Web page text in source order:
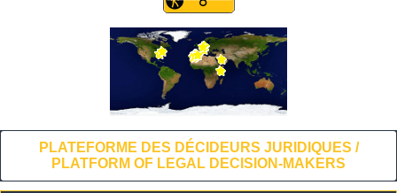
PLATEFORME DES DÉCIDEURS JURIDIQUES /
PLATFORM OF LEGAL DECISION-MAKERS